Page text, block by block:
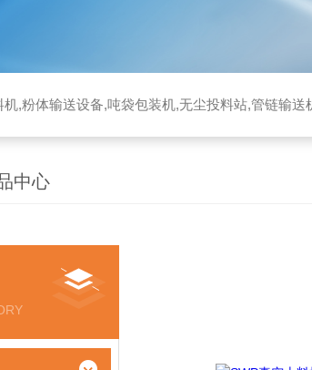
机,粉体输送设备,吨袋包装机,无尘投料站,管链输
中心